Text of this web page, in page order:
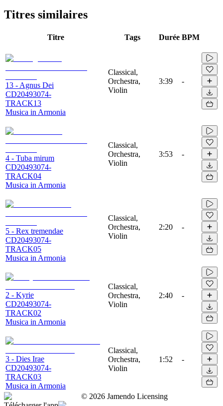
Titres similaires
Titre Tags Durée BPM
13 - Agnus Dei
CD20493074-
TRACK13
Musica in Armonia
Classical,
Orchestra,
Violin
3:39 -
4 - Tuba mirum
CD20493074-
TRACK04
Musica in Armonia
Classical,
Orchestra,
Violin
3:53 -
5 - Rex tremendae
CD20493074-
TRACK05
Musica in Armonia
Classical,
Orchestra,
Violin
2:20 -
2 - Kyrie
CD20493074-
TRACK02
Musica in Armonia
Classical,
Orchestra,
Violin
2:40 -
3 - Dies Irae
CD20493074-
TRACK03
Musica in Armonia
Classical,
Orchestra,
Violin
1:52 -
© 2026 Jamendo Licensing